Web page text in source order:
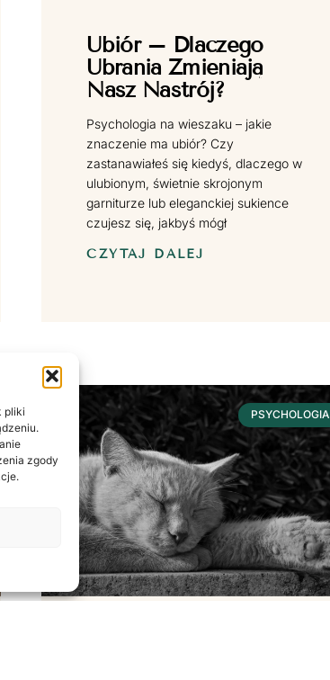
pliki
zgody
Ubiór – Dlaczego
Ubrania Zmieniają
Nasz Nastrój?
Psychologia na wieszaku – jakie
znaczenie ma ubiór? Czy
zastanawiałeś się kiedyś, dlaczego w
ulubionym, świetnie skrojonym
garniturze lub eleganckiej sukience
czujesz się, jakbyś mógł
CZYTAJ DALEJ
PSYCHOLOGIA